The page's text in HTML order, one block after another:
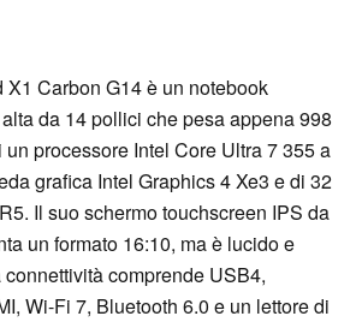
Carbon G14 è un notebook
da 14 pollici che pesa appena 998
processore Intel Core Ultra 7 355 a
grafica Intel Graphics 4 Xe3 e di 32
Il suo schermo touchscreen IPS da
un formato 16:10, ma è lucido e
comprende USB4,
Wi-Fi 7, Bluetooth 6.0 e un lettore di